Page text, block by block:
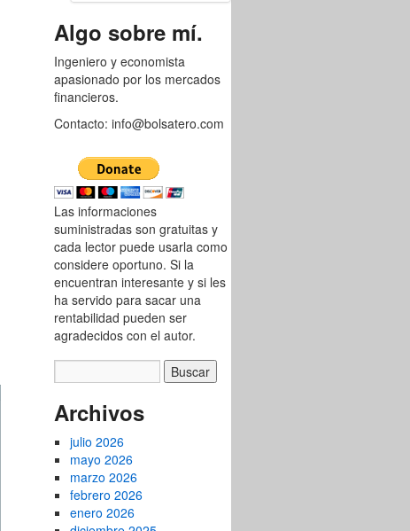
Algo sobre mí.
Ingeniero y economista
apasionado por los mercados
financieros.
Contacto: info@bolsatero.com
Las informaciones
suministradas son gratuitas y
cada lector puede usarla como
considere oportuno. Si la
encuentran interesante y si les
ha servido para sacar una
rentabilidad pueden ser
agradecidos con el autor.
Archivos
julio 2026
mayo 2026
marzo 2026
febrero 2026
enero 2026